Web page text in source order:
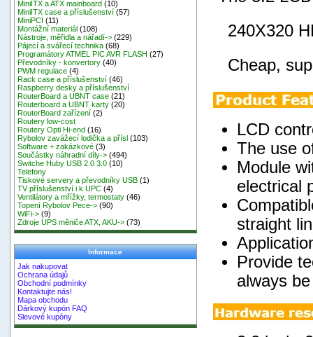
MiniITX a ATX mainboard (10)
MiniITX case a příslušenství (57)
MiniPCI (11)
Montážní materiál (108)
Nástroje, měřidla a nářadí-> (229)
Pájecí a svářecí technika (68)
Programátory ATMEL PIC AVR FLASH (27)
Převodníky - konvertory (40)
PWM regulace (4)
Rack case a příslušenství (46)
Raspberry desky a příslušenství
RouterBoard a UBNT case (21)
Routerboard a UBNT karty (20)
RouterBoard zařízení (2)
Routery low-cost
Routery Opti Hi-end (16)
Rybolov zavážecí lodička a přísl (103)
Software + zakázkové (3)
Součástky náhradní díly-> (494)
Switche Huby USB 2.0 3.0 (10)
Telefony
Tiskové servery a převodníky USB (1)
TV příslušenství i k UPC (4)
Ventilátory a mřížky, termostaty (46)
Topení Rybolov Pece-> (90)
WiFi-> (9)
Zdroje UPS měniče ATX, AKU-> (73)
Informace
Jak nakupovat
Ochrana údajů
Obchodní podmínky
Kontaktujte nás!
Mapa obchodu
Dárkový kupón FAQ
Slevové kupóny
240X320
Cheap,
LCD
The use
Module
electrical
straight
Provide
always